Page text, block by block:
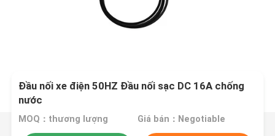
Đầu nối xe điện 50HZ Đầu nối sạc DC 16A chống
nước
MOQ：thương lượng Giá bán：Negotiable